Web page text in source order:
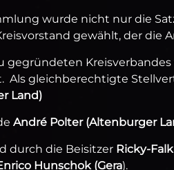
wurde nicht nur die
gewählt, der die
gegründeten
Als gleichberechtigte
Land)
André Polter (Altenburger
durch die Beisitzer Ricky-
Hunschok (Gera).